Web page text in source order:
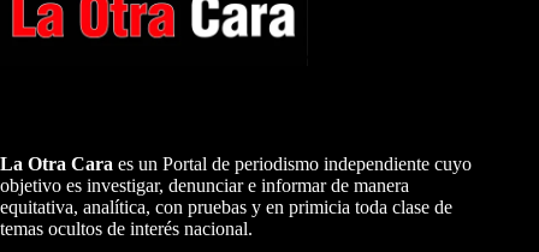
La Otra Cara es un Portal de periodismo independiente cuyo
objetivo es investigar, denunciar e informar de manera
equitativa, analítica, con pruebas y en primicia toda clase de
temas ocultos de interés nacional.